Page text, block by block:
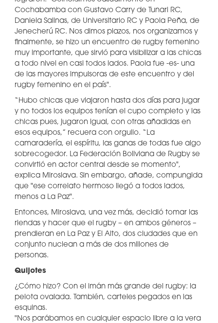
Cochabamba con Gustavo Carry de Tunari RC,
Daniela Salinas, de Universitario RC y Paola Peña, de
Jenecherú RC. Nos dimos plazos, nos organizamos y
finalmente, se hizo un encuentro de rugby femenino
muy importante, que sirvió para visibilizar a las chicas
a todo nivel en casi todos lados. Paola fue -es- una
de las mayores impulsoras de este encuentro y del
rugby femenino en el país".
“Hubo chicas que viajaron hasta dos días para jugar
y no todos los equipos tenían el cupo completo y las
chicas pues, jugaron igual, con otras añadidas en
esos equipos,” recuera con orgullo. “La
camaradería, el espíritu, las ganas de todas fue algo
sobrecogedor. La Federación Boliviana de Rugby se
convirtió en actor central desde se momento",
explica Miroslava. Sin embargo, añade, compungida
que "ese correlato hermoso llegó a todos lados,
menos a La Paz".
Entonces, Miroslava, una vez más, decidió tomar las
riendas y hacer que el rugby – en ambos géneros –
prendieran en La Paz y El Alto, dos ciudades que en
conjunto nuclean a más de dos millones de
personas.
Quijotes
¿Cómo hizo? Con el imán más grande del rugby: la
pelota ovalada. También, carteles pegados en las
esquinas.
"Nos parábamos en cualquier espacio libre a la vera